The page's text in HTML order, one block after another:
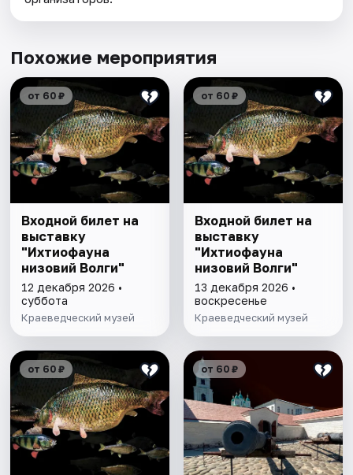
Похожие мероприятия
от 60 ₽
Входной билет на
выставку
"Ихтиофауна
низовий Волги"
12 декабря 2026 •
суббота
Краеведческий музей
от 60 ₽
Входной билет на
выставку
"Ихтиофауна
низовий Волги"
13 декабря 2026 •
воскресенье
Краеведческий музей
от 60 ₽ от 60 ₽